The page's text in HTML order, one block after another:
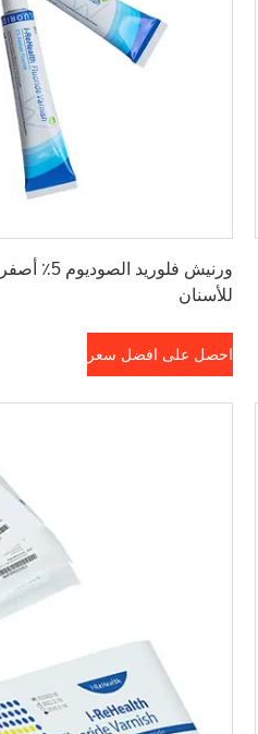
للأسنان
احصل على افضل سعر